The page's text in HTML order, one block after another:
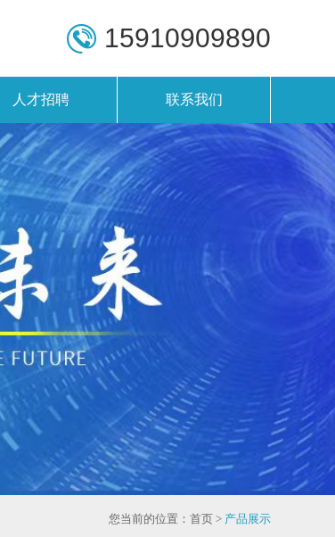
15910909890
人才招聘 联系我们
您当前的位置：首页 > 产品展示